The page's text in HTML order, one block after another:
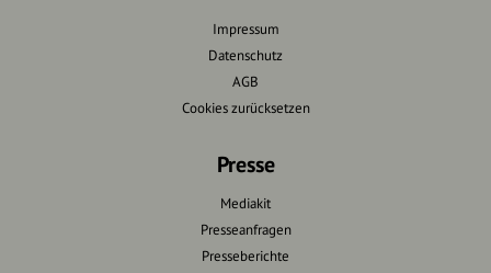
Impressum
Datenschutz
AGB
Cookies zurücksetzen
Presse
Mediakit
Presseanfragen
Presseberichte